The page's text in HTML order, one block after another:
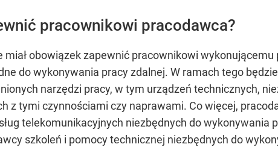
pracownikowi pracodawca?
miał obowiązek zapewnić pracownikowi
do wykonywania pracy zdalnej. W ramach tego
narzędzi pracy, w tym urządzeń technicznych,
z tymi czynnościami czy naprawami. Co więcej,
telekomunikacyjnych niezbędnych do wykonywania
szkoleń i pomocy technicznej niezbędnych do